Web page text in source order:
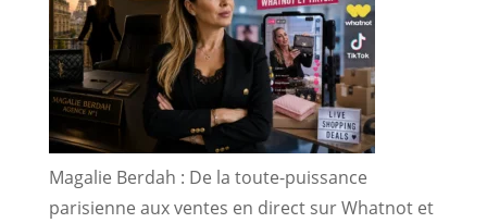
Magalie Berdah : De la toute-puissance
parisienne aux ventes en direct sur Whatnot et